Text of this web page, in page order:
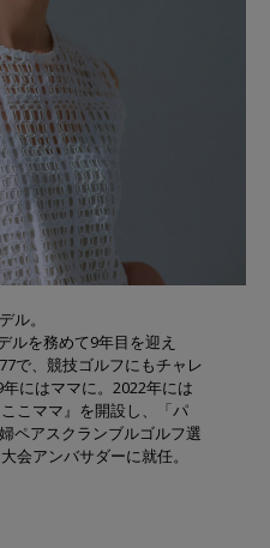
ル。
ルを務めて9年目を迎え
で、競技ゴルフにもチャレ
にはママに。2022年には
こママ』を開設し、「パ
ペアスクランブルゴルフ選
会アンバサダーに就任。